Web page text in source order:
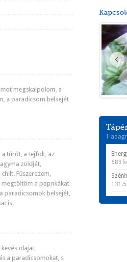
megskalpolom, a
a paradicsom belsejét
a túrót, a tejfölt, az
zöldjét,
Fűszerezem,
megtöltöm a paprikákat.
paradicsomok belsejét,
is.
olajat,
a paradicsomokat, s
1
689
131.5